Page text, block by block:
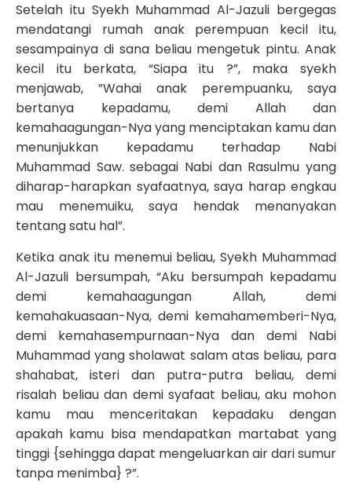
Setelah itu Syekh Muhammad Al-Jazuli bergegas
mendatangi rumah anak perempuan kecil itu,
sesampainya di sana beliau mengetuk pintu. Anak
kecil itu berkata, “Siapa itu ?”, maka syekh
menjawab, ”Wahai anak perempuanku, saya
bertanya kepadamu, demi Allah dan
kemahaagungan-Nya yang menciptakan kamu dan
menunjukkan kepadamu terhadap Nabi
Muhammad Saw. sebagai Nabi dan Rasulmu yang
diharap-harapkan syafaatnya, saya harap engkau
mau menemuiku, saya hendak menanyakan
tentang satu hal”.
Ketika anak itu menemui beliau, Syekh Muhammad
Al-Jazuli bersumpah, “Aku bersumpah kepadamu
demi kemahaagungan Allah, demi
kemahakuasaan-Nya, demi kemahamemberi-Nya,
demi kemahasempurnaan-Nya dan demi Nabi
Muhammad yang sholawat salam atas beliau, para
shahabat, isteri dan putra-putra beliau, demi
risalah beliau dan demi syafaat beliau, aku mohon
kamu mau menceritakan kepadaku dengan
apakah kamu bisa mendapatkan martabat yang
tinggi {sehingga dapat mengeluarkan air dari sumur
tanpa menimba} ?”.